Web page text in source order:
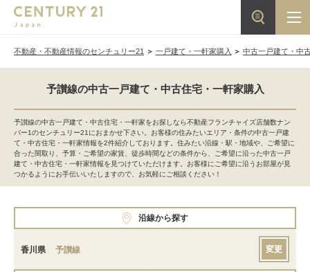
不動産・不動産情報のセンチュリー21 一戸建て・一軒家購入 中古一戸建て・中
予讃線の中古一戸建て・中古住宅・一軒家購入
予讃線の中古一戸建て・中古住宅・一軒家をお探しなら不動産フランチャイズ店舗数ナン
バー1のセンチュリー21におまかせ下さい。お客様の住みたいエリア・条件の中古一戸建
て・中古住宅・一軒家情報を2件紹介しております。住みたい沿線・駅・地域や、ご希望に
合った間取り、予算・ご希望の家賃、徒歩時間などの条件から、ご希望に沿った中古一戸
建て・中古住宅・一軒家情報を見つけていただけます。お客様にご希望に沿うお部屋が見
つかるようにお手伝いいたしますので、お気軽にご相談ください！
沿線から探す
香川県 予讃線 変更